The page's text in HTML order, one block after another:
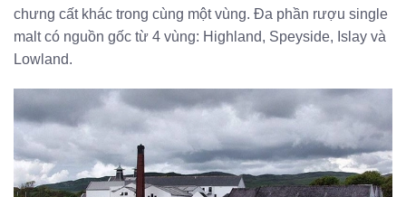
chưng cất khác trong cùng một vùng. Đa phần rượu single
malt có nguồn gốc từ 4 vùng: Highland, Speyside, Islay và
Lowland.